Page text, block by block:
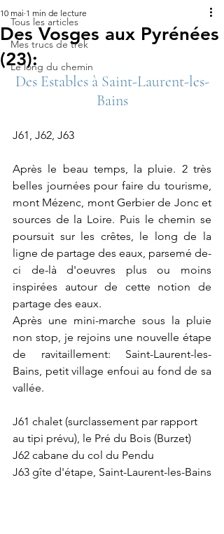
Tous les articles
Mes trucs de trek
Le long du chemin
Des Vosges aux Pyrénées
(23):
10 mai 1 min de lecture
Des Estables à Saint-Laurent-les-
Bains
J61, J62, J63
Après le beau temps, la pluie. 2 très
belles journées pour faire du tourisme,
mont Mézenc, mont Gerbier de Jonc et
sources de la Loire. Puis le chemin se
poursuit sur les crêtes, le long de la
ligne de partage des eaux, parsemé de-
ci de-là d'oeuvres plus ou moins
inspirées autour de cette notion de
partage des eaux.
Après une mini-marche sous la pluie
non stop, je rejoins une nouvelle étape
de ravitaillement: Saint-Laurent-les-
Bains, petit village enfoui au fond de sa
vallée.
J61 chalet (surclassement par rapport
au tipi prévu), le Pré du Bois (Burzet)
J62 cabane du col du Pendu
J63 gîte d'étape, Saint-Laurent-les-Bains